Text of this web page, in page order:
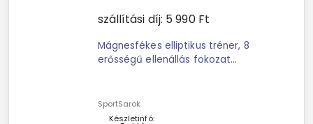
szállítási díj: 5 990Ft
Mágnesfékes elliptikus tréner, 8
erősségű ellenállás fokozat
sebesség, megtett út, ...
SportSarok
Készletinfó: